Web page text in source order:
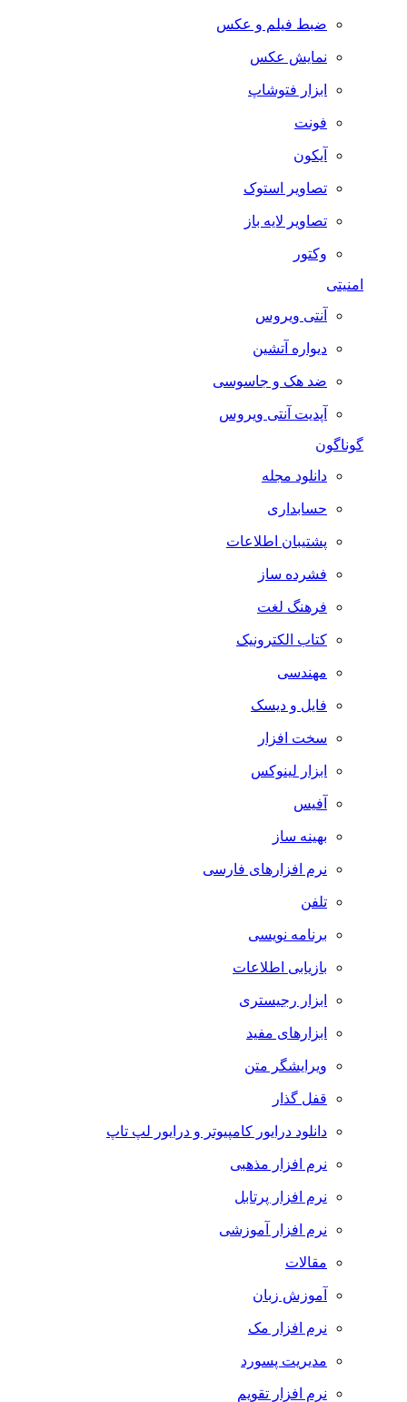
ضبط فيلم و عكس
نمایش عکس
ابزار فتوشاپ
فونت
آیکون
تصاویر استوک
تصاویر لایه باز
وکتور
امنیتی
آنتی ویروس
دیواره آتشین
ضد هک و جاسوسی
آپدیت آنتی ویروس
گوناگون
دانلود مجله
حسابداری
پشتیبان اطلاعات
فشرده ساز
فرهنگ لغت
کتاب الکترونیک
مهندسی
فایل و دیسک
سخت افزار
ابزار لینوکس
آفیس
بهینه ساز
نرم افزارهای فارسی
تلفن
برنامه نویسی
بازیابی اطلاعات
ابزار رجیستری
ابزارهای مفید
ویرایشگر متن
قفل گذار
دانلود درایور کامپیوتر و درایور لپ تاپ
نرم افزار مذهبی
نرم افزار پرتابل
نرم افزار آموزشی
مقالات
آموزش زبان
نرم افزار مک
مدیریت پسورد
نرم افزار تقویم